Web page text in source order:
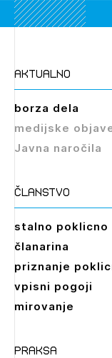
aktualno
borza dela
medijske
Javna naročila
članstvo
stalno poklicno
članarina
priznanje
vpisni pogoji
mirovanje
praksa